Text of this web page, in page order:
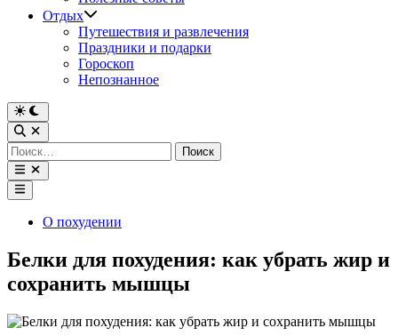
Отдых
Путешествия и развлечения
Праздники и подарки
Гороскоп
Непознанное
Переключить
на
тёмный
режим
Открыть
поиск
Найти:
Открыть
меню
Главное
меню
Опубликовано
О похудении
Белки для похудения: как убрать жир и
сохранить мышцы